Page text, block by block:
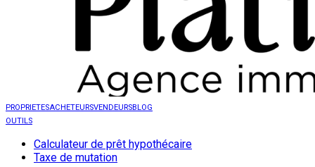
PROPRIETESACHETEURSVENDEURSBLOG
OUTILS
Calculateur de prêt hypothécaire
Taxe de mutation